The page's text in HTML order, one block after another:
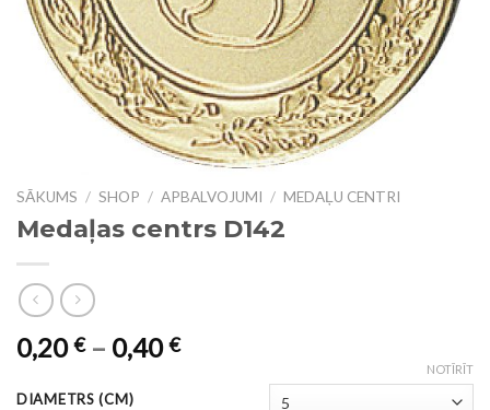
SĀKUMS / SHOP / APBALVOJUMI / MEDAĻU CENTRI
Medaļas centrs D142
0,20€– 0,40€
DIAMETRS (CM)
NOTĪRĪT